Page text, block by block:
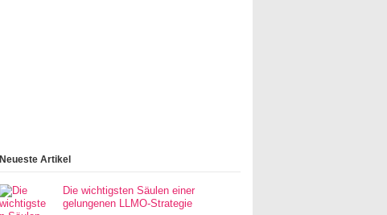
Neueste Artikel
Die wichtigsten Säulen einer
gelungenen LLMO-Strategie